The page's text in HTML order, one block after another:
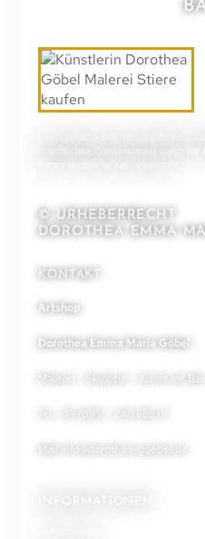
folgen rechtliche Konsequenzen.
© URHEBERRECHT
DOROTHEA EMMA
KONTAKT
Artshop
Dorothea Emma Maria Göbel
Malerei – Skulptur – Kunst am Bau
Tel. +49 (0)151 – 240 888 01
Mail info@dorothea-goebel.de